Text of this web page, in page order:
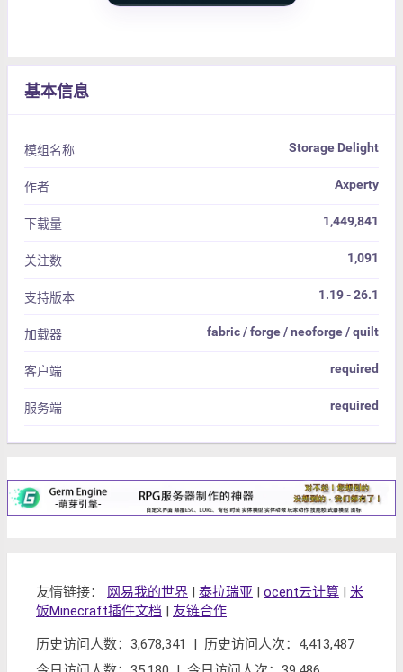
基本信息
模组名称 Storage Delight
作者 Axperty
下载量 1,449,841
关注数 1,091
支持版本 1.19 - 26.1
加载器 fabric / forge / neoforge / quilt
客户端 required
服务端 required
友情链接： 网易我的世界 | 泰拉瑞亚 | ocent云计算 | 米
饭Minecraft插件文档 | 友链合作
历史访问人数：3,678,341 | 历史访问人次：4,413,487